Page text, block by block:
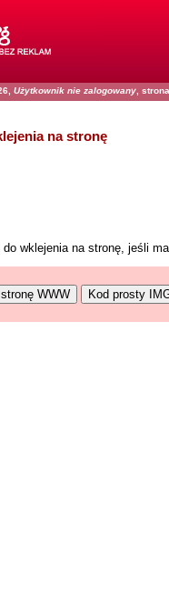
Użytkownik nie zalogowany ,
na stronę
wklejenia na stronę, jeśli
WWW Kod prosty